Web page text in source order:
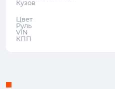
Кузов
Цвет
Руль
VIN
КПП